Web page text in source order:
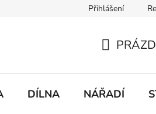
Doprava a platbaPřihlášení
KOŠÍK
DÍLNA NÁŘADÍ